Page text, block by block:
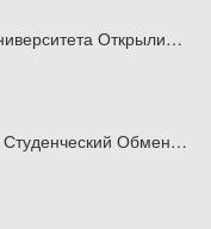
Открыли…
Студенческий Обмен…